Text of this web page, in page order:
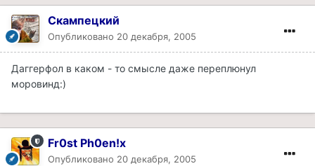
Скампецкий
Опубликовано 20 декабря, 2005
Даггерфол в каком - то смысле даже переплюнул
моровинд:)
Fr0st Ph0en!x
Опубликовано 20 декабря, 2005